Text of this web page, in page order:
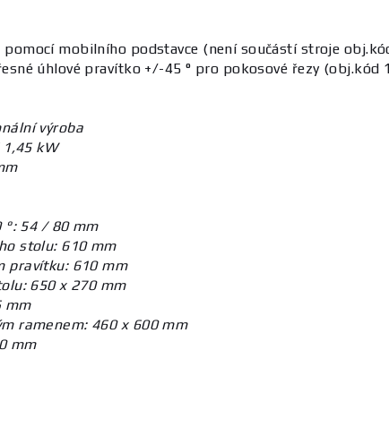
mobilního podstavce (není součástí stroje
úhlové pravítko +/-45 ° pro pokosové řezy (obj.kód
výroba
kW
°: 54 / 80 mm
stolu: 610 mm
pravítku: 610 mm
650 x 270 mm
mm
ramenem: 460 x 600 mm
mm